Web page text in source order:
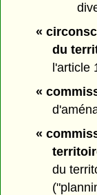
«
du
l'article
«
«
du